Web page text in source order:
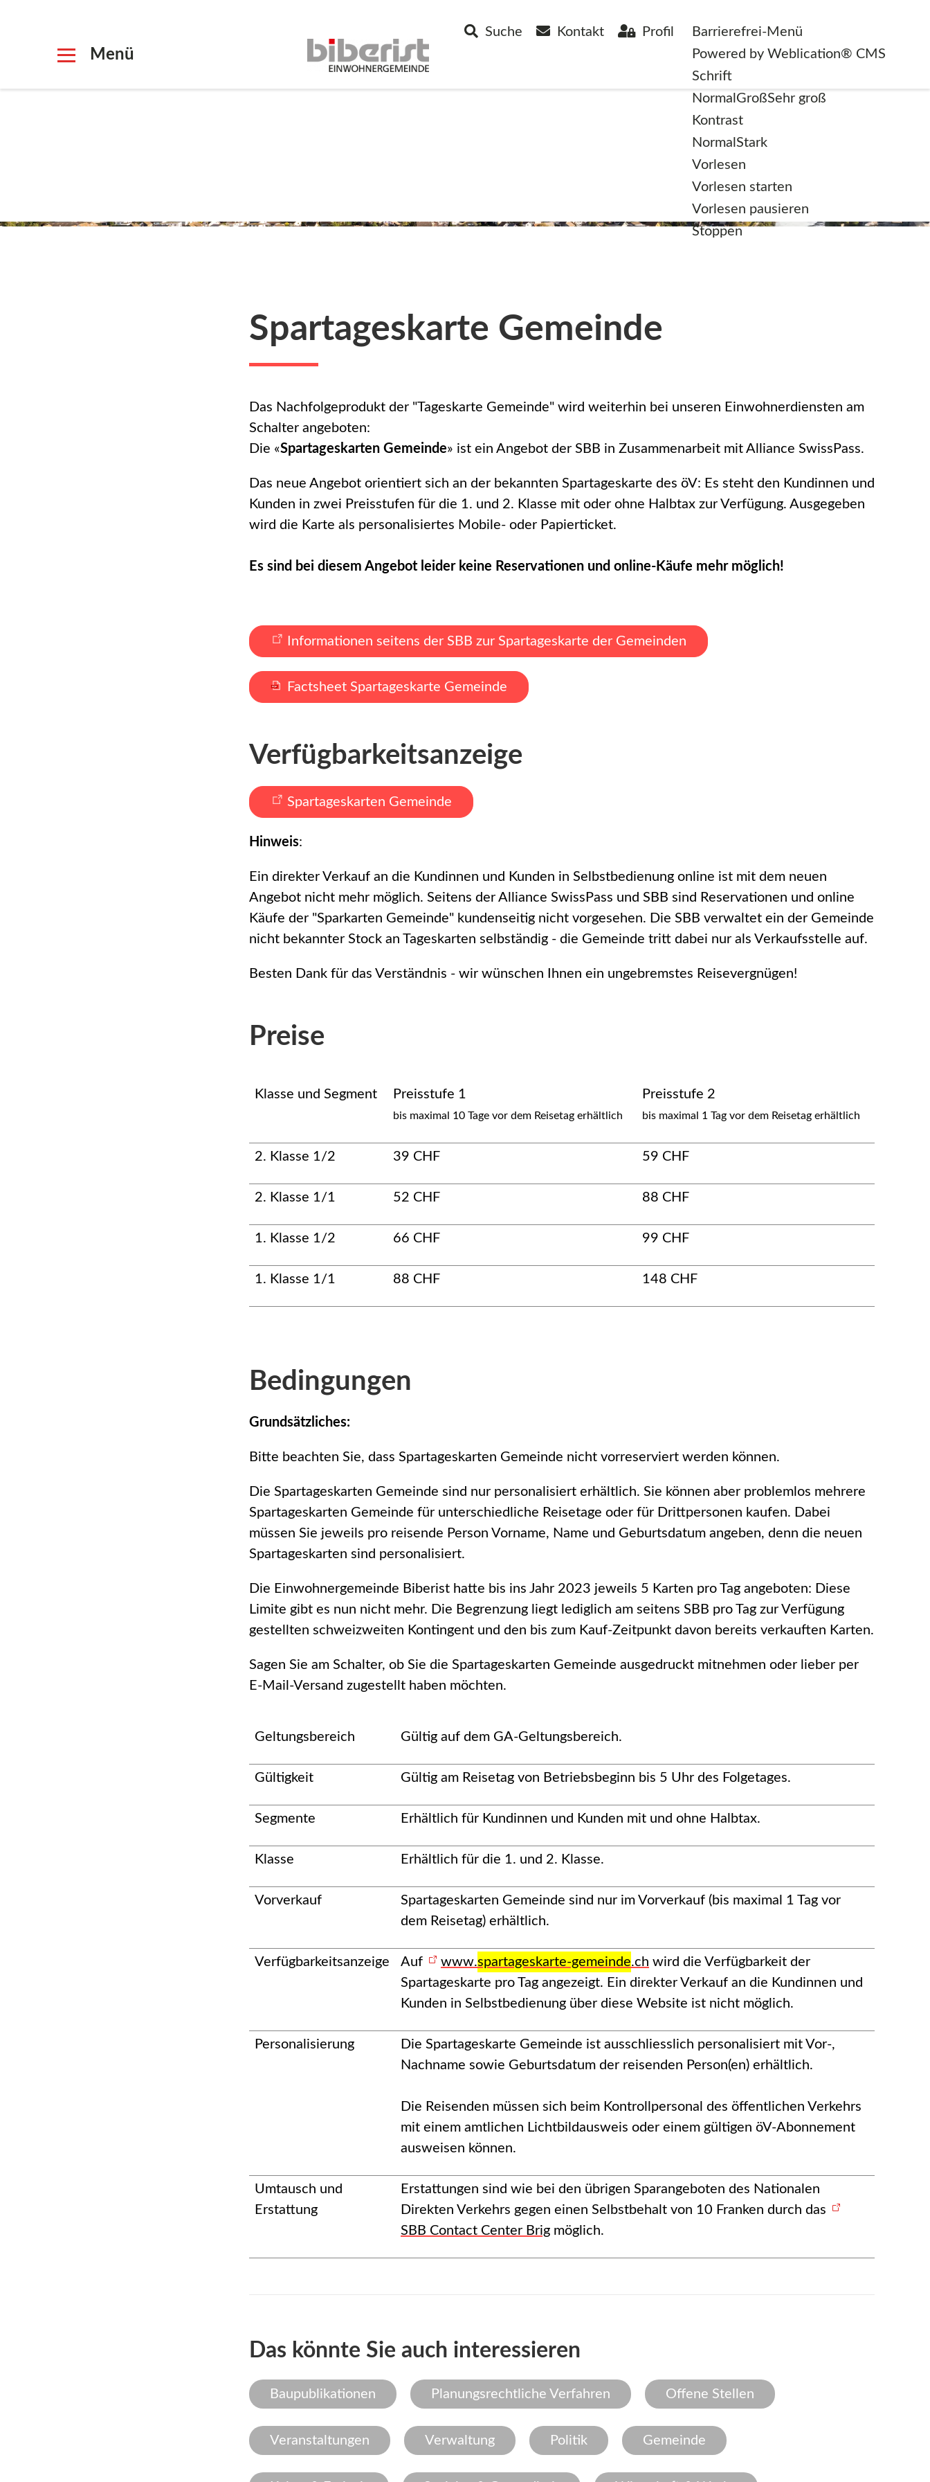
Barrierefrei-Menü
Powered by Weblication® CMS
Schrift
Normal GroßSehr groß
Kontrast
Normal Stark
Vorlesen
Vorlesen starten
Vorlesen pausieren
Stoppen
Profil
Kontakt
Suche
Spartageskarte Gemeinde
Das Nachfolgeprodukt der "Tageskarte Gemeinde" wird weiterhin bei unseren Einwohnerdiensten am
Schalter angeboten:
Die «Spartageskarten Gemeinde» ist ein Angebot der SBB in Zusammenarbeit mit Alliance SwissPass.
Das neue Angebot orientiert sich an der bekannten Spartageskarte des öV: Es steht den Kundinnen und
Kunden in zwei Preisstufen für die 1. und 2. Klasse mit oder ohne Halbtax zur Verfügung. Ausgegeben
wird die Karte als personalisiertes Mobile- oder Papierticket.
Es sind bei diesem Angebot leider keine Reservationen und online-Käufe mehr möglich!
Informationen seitens der SBB zur Spartageskarte der Gemeinden
Factsheet Spartageskarte Gemeinde
Verfügbarkeitsanzeige
Spartageskarten Gemeinde
Hinweis:
Ein direkter Verkauf an die Kundinnen und Kunden in Selbstbedienung online ist mit dem neuen
Angebot nicht mehr möglich. Seitens der Alliance SwissPass und SBB sind Reservationen und online
Käufe der "Sparkarten Gemeinde" kundenseitig nicht vorgesehen. Die SBB verwaltet ein der Gemeinde
nicht bekannter Stock an Tageskarten selbständig - die Gemeinde tritt dabei nur als Verkaufsstelle auf.
Besten Dank für das Verständnis - wir wünschen Ihnen ein ungebremstes Reisevergnügen!
Preise
Klasse und Segment Preisstufe 1
bis maximal 10 Tage vor dem Reisetag erhältlich
Preisstufe 2
bis maximal 1 Tag vor dem Reisetag erhältlich
2. Klasse 1/2 39 CHF 59 CHF
2. Klasse 1/1 52 CHF 88 CHF
1. Klasse 1/2 66 CHF 99 CHF
1. Klasse 1/1 88 CHF 148 CHF
Bedingungen
Grundsätzliches:
Bitte beachten Sie, dass Spartageskarten Gemeinde nicht vorreserviert werden können.
Die Spartageskarten Gemeinde sind nur personalisiert erhältlich. Sie können aber problemlos mehrere
Spartageskarten Gemeinde für unterschiedliche Reisetage oder für Drittpersonen kaufen. Dabei
müssen Sie jeweils pro reisende Person Vorname, Name und Geburtsdatum angeben, denn die neuen
Spartageskarten sind personalisiert.
Die Einwohnergemeinde Biberist hatte bis ins Jahr 2023 jeweils 5 Karten pro Tag angeboten: Diese
Limite gibt es nun nicht mehr. Die Begrenzung liegt lediglich am seitens SBB pro Tag zur Verfügung
gestellten schweizweiten Kontingent und den bis zum Kauf-Zeitpunkt davon bereits verkauften Karten.
Sagen Sie am Schalter, ob Sie die Spartageskarten Gemeinde ausgedruckt mitnehmen oder lieber per
E-Mail-Versand zugestellt haben möchten.
Geltungsbereich Gültig auf dem GA-Geltungsbereich.
Gültigkeit Gültig am Reisetag von Betriebsbeginn bis 5 Uhr des Folgetages.
Segmente Erhältlich für Kundinnen und Kunden mit und ohne Halbtax.
Klasse Erhältlich für die 1. und 2. Klasse.
Vorverkauf
Spartageskarten Gemeinde sind nur im Vorverkauf (bis maximal 1 Tag vor
dem Reisetag) erhältlich.
Verfügbarkeitsanzeige Auf www.spartageskarte-gemeinde.ch wird die Verfügbarkeit der
Spartageskarte pro Tag angezeigt. Ein direkter Verkauf an die Kundinnen und
Kunden in Selbstbedienung über diese Website ist nicht möglich.
Personalisierung
Die Spartageskarte Gemeinde ist ausschliesslich personalisiert mit Vor-,
Nachname sowie Geburtsdatum der reisenden Person(en) erhältlich.
Die Reisenden müssen sich beim Kontrollpersonal des öffentlichen Verkehrs
mit einem amtlichen Lichtbildausweis oder einem gültigen öV-Abonnement
ausweisen können.
Umtausch und
Erstattung
Erstattungen sind wie bei den übrigen Sparangeboten des Nationalen
Direkten Verkehrs gegen einen Selbstbehalt von 10 Franken durch das
SBB Contact Center Brig möglich.
Das könnte Sie auch interessieren
Baupublikationen Planungsrechtliche Verfahren Offene Stellen
Veranstaltungen Verwaltung Politik Gemeinde